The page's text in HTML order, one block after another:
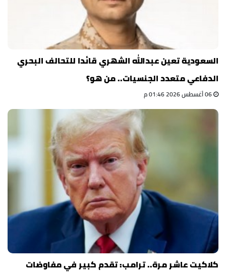
السعودية تعين عبدالله الشهري قائدا للتحالف البحري
الدفاعي متعدد الجنسيات.. من هو؟
كلاكيت عاشر مرة.. ترامب: تقدم كبير في مفاوضات